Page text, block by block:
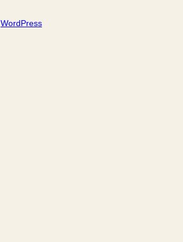
WordPress